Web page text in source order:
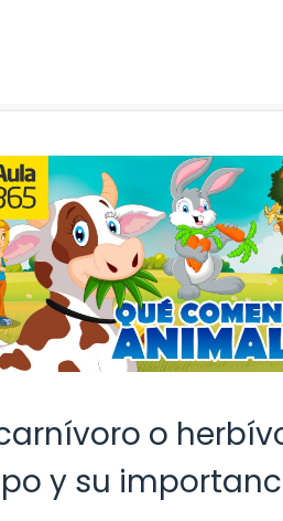
o
y su